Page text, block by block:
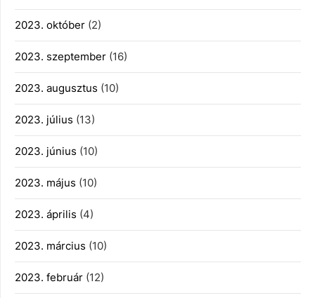
2023. október (2)
2023. szeptember (16)
2023. augusztus (10)
2023. július (13)
2023. június (10)
2023. május (10)
2023. április (4)
2023. március (10)
2023. február (12)